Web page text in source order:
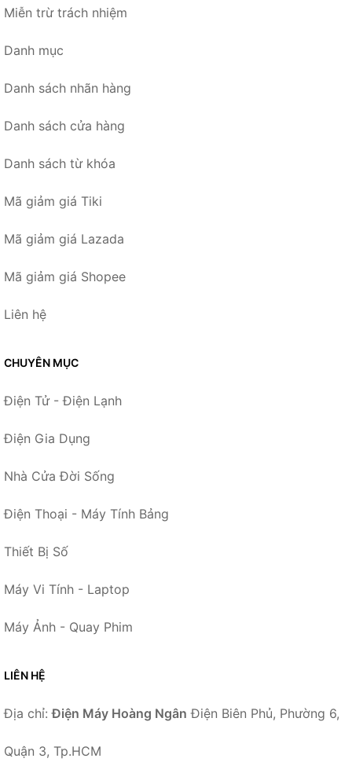
Miễn trừ trách nhiệm
Danh mục
Danh sách nhãn hàng
Danh sách cửa hàng
Danh sách từ khóa
Mã giảm giá Tiki
Mã giảm giá Lazada
Mã giảm giá Shopee
Liên hệ
CHUYÊN MỤC
Điện Tử - Điện Lạnh
Điện Gia Dụng
Nhà Cửa Đời Sống
Điện Thoại - Máy Tính Bảng
Thiết Bị Số
Máy Vi Tính - Laptop
Máy Ảnh - Quay Phim
LIÊN HỆ
Địa chỉ:Điện Máy Hoàng Ngân Điện Biên Phủ, Phường 6,
Quận 3, Tp.HCM